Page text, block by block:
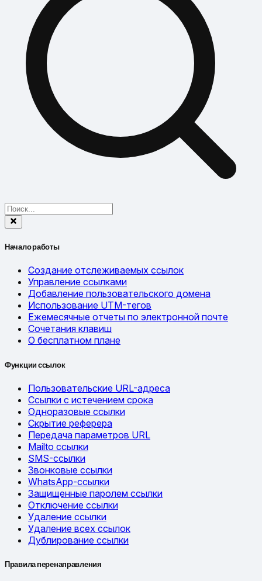
Начало работы
Создание отслеживаемых ссылок
Управление ссылками
Добавление пользовательского домена
Использование UTM-тегов
Ежемесячные отчеты по электронной почте
Сочетания клавиш
О бесплатном плане
Функции ссылок
Пользовательские URL-адреса
Ссылки с истечением срока
Одноразовые ссылки
Скрытие реферера
Передача параметров URL
Mailto ссылки
SMS-ссылки
Звонковые ссылки
WhatsApp-ссылки
Защищенные паролем ссылки
Отключение ссылки
Удаление ссылки
Удаление всех ссылок
Дублирование ссылки
Правила перенаправления